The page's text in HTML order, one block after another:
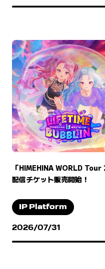
「HIMEHINA WORLD
配信チケット販売開始！
IP Platform
2026/07/31